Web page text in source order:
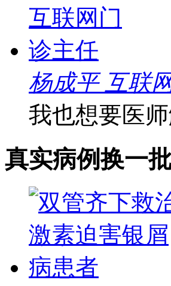
杨成平 互联
我也想要医
真实病例换一